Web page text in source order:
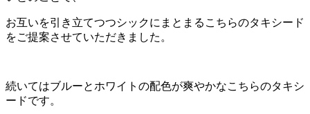
お互いを引き立てつつシックにまとまるこちらのタキシード
をご提案させていただきました。
続いてはブルーとホワイトの配色が爽やかなこちらのタキシ
ードです。